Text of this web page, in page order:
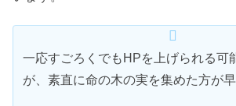
一応すごろくでもHPを上げられる可
が、素直に命の木の実を集めた方が早